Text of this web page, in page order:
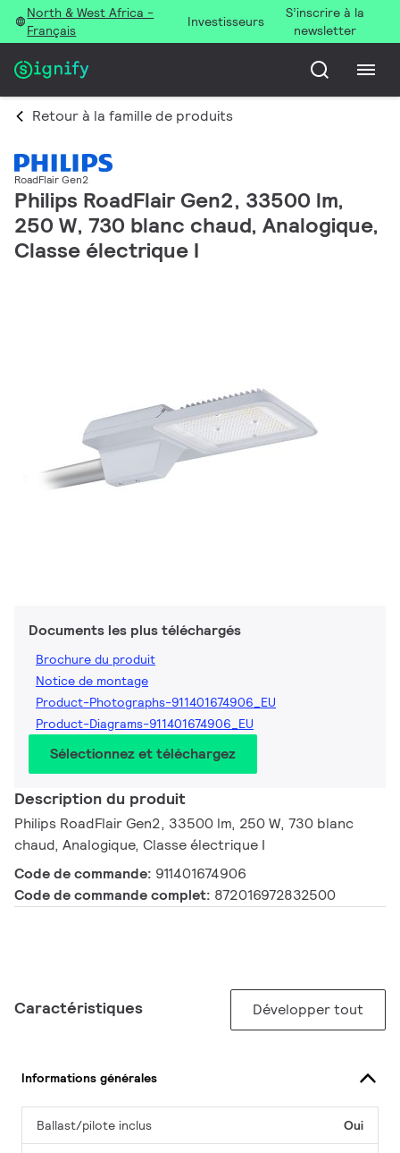
North & West Africa -
Français
Investisseurs
S’inscrire à la
newsletter
Retour à la famille de produits
RoadFlair Gen2
Philips RoadFlair Gen2, 33500 lm,
250 W, 730 blanc chaud, Analogique,
Classe électrique I
Documents les plus téléchargés
Brochure du produit
Notice de montage
Product-Photographs-911401674906_EU
Product-Diagrams-911401674906_EU
Sélectionnez et téléchargez
Description du produit
Philips RoadFlair Gen2, 33500 lm, 250 W, 730 blanc
chaud, Analogique, Classe électrique I
Code de commande: 911401674906
Code de commande complet: 872016972832500
Caractéristiques Développer tout
Informations générales
Ballast/pilote inclus Oui